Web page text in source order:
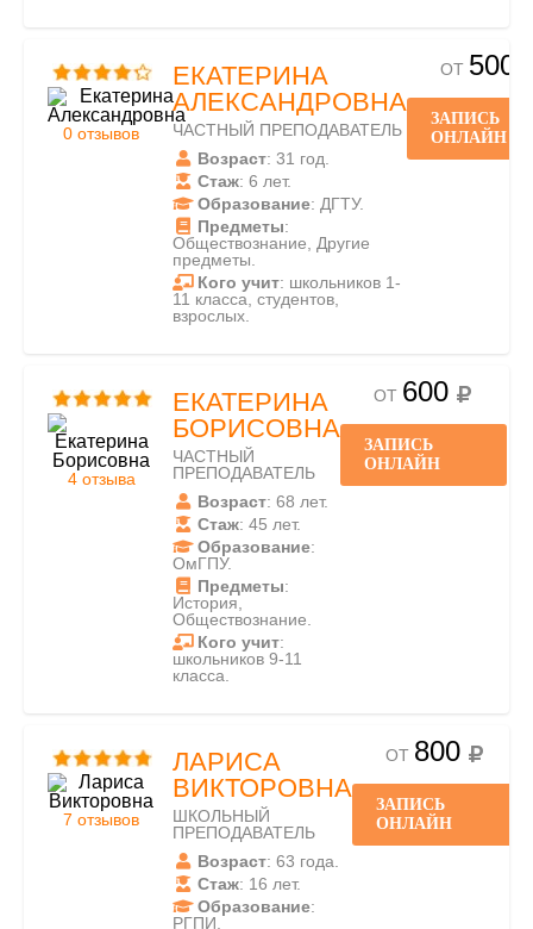
0 отзывов
ЕКАТЕРИНА
АЛЕКСАНДРОВНА
ЧАСТНЫЙ ПРЕПОДАВАТЕЛЬ
Возраст: 31 год.
Стаж: 6 лет.
Образование: ДГТУ.
Предметы:
Обществознание, Другие
предметы.
Кого учит: школьников 1-
11 класса, студентов,
взрослых.
ОТ 500
ЗАПИСЬ
ОНЛАЙН
4 отзыва
ЕКАТЕРИНА
БОРИСОВНА
ЧАСТНЫЙ
ПРЕПОДАВАТЕЛЬ
Возраст: 68 лет.
Стаж: 45 лет.
Образование:
ОмГПУ.
Предметы:
История,
Обществознание.
Кого учит:
школьников 9-11
класса.
ОТ 600
ЗАПИСЬ
ОНЛАЙН
7 отзывов
ЛАРИСА
ВИКТОРОВНА
ШКОЛЬНЫЙ
ПРЕПОДАВАТЕЛЬ
Возраст: 63 года.
Стаж: 16 лет.
Образование:
РГПИ.
ОТ 800
ЗАПИСЬ
ОНЛАЙН